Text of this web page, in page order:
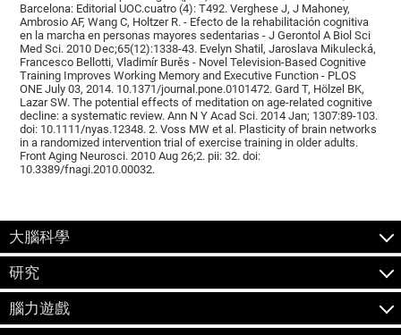
Barcelona: Editorial UOC.cuatro (4): T492. Verghese J, J Mahoney,
Ambrosio AF, Wang C, Holtzer R. - Efecto de la rehabilitación cognitiva
en la marcha en personas mayores sedentarias - J Gerontol A Biol Sci
Med Sci. 2010 Dec;65(12):1338-43. Evelyn Shatil, Jaroslava Mikulecká,
Francesco Bellotti, Vladimír Burěs - Novel Television-Based Cognitive
Training Improves Working Memory and Executive Function - PLOS
ONE July 03, 2014. 10.1371/journal.pone.0101472. Gard T, Hölzel BK,
Lazar SW. The potential effects of meditation on age-related cognitive
decline: a systematic review. Ann N Y Acad Sci. 2014 Jan; 1307:89-103.
doi: 10.1111/nyas.12348. 2. Voss MW et al. Plasticity of brain networks
in a randomized intervention trial of exercise training in older adults.
Front Aging Neurosci. 2010 Aug 26;2. pii: 32. doi:
10.3389/fnagi.2010.00032.
大腦科學
研究
腦力遊戲